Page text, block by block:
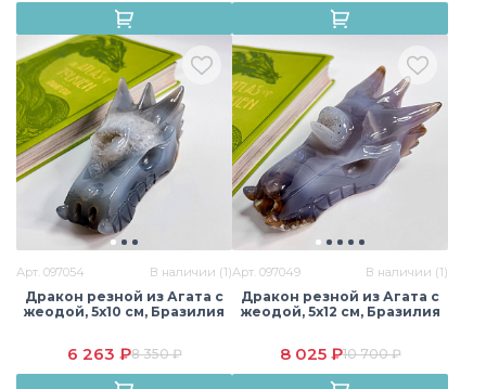
Арт. 097054 В наличии (1)
Дракон резной из Агата с
жеодой, 5х10 см, Бразилия
6 263 ₽8 350 ₽
Арт. 097049 В наличии (1)
Дракон резной из Агата с
жеодой, 5х12 см, Бразилия
8 025 ₽10 700 ₽